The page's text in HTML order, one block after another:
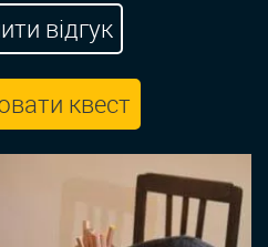
відгук
квест